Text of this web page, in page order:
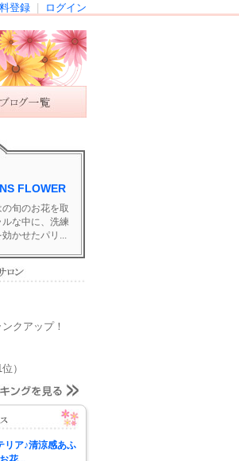
ログイン
登録
FLOWER
旬のお花を取
な中に、洗練
かせたパリ...
クアップ！
）
リア♪清涼感あふ